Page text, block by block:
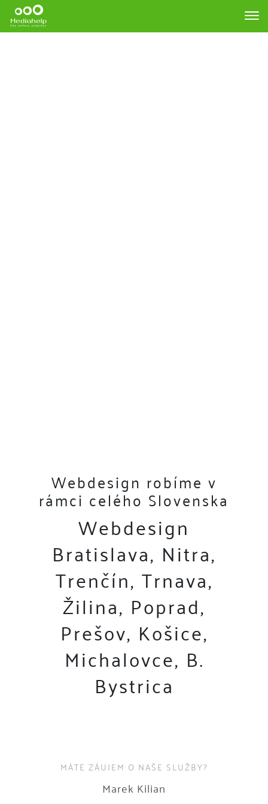
Webdesign robíme v
rámci celého Slovenska
Webdesign
Bratislava, Nitra,
Trenčín, Trnava,
Žilina, Poprad,
Prešov, Košice,
Michalovce, B.
Bystrica
MÁTE ZÁUJEM O NAŠE SLUŽBY?
Marek Kilian